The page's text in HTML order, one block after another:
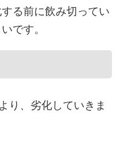
る前に飲み切ってい
です。
り、劣化していきま